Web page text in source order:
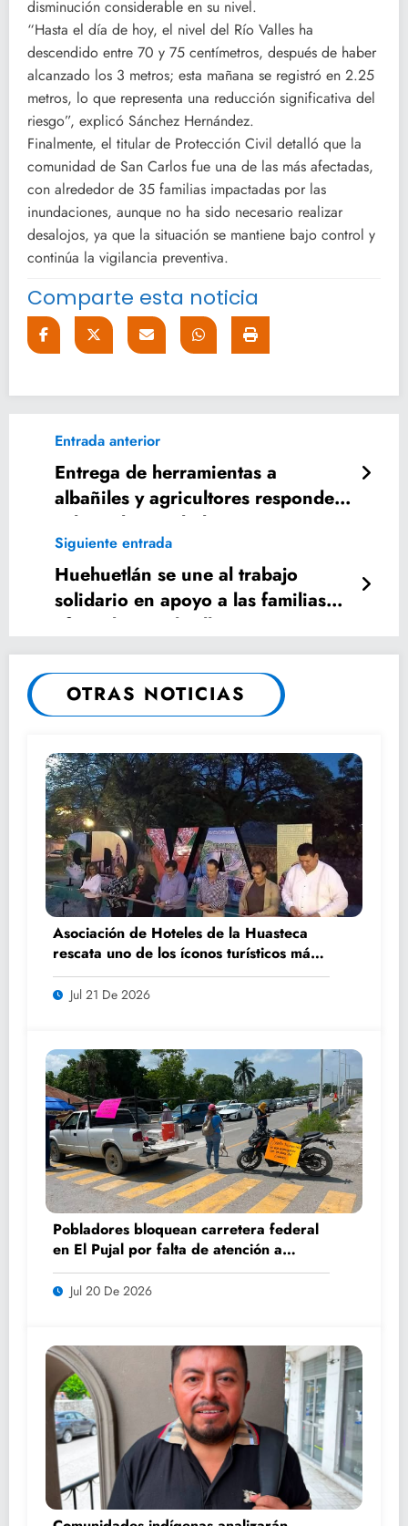
disminución considerable en su nivel.
“Hasta el día de hoy, el nivel del Río Valles ha
descendido entre 70 y 75 centímetros, después de haber
alcanzado los 3 metros; esta mañana se registró en 2.25
metros, lo que representa una reducción significativa del
riesgo”, explicó Sánchez Hernández.
Finalmente, el titular de Protección Civil detalló que la
comunidad de San Carlos fue una de las más afectadas,
con alrededor de 35 familias impactadas por las
inundaciones, aunque no ha sido necesario realizar
desalojos, ya que la situación se mantiene bajo control y
continúa la vigilancia preventiva.
Comparte esta noticia
Entrada anterior
Entrega de herramientas a
albañiles y agricultores responde a
solicitudes ciudadanas
Siguiente entrada
Huehuetlán se une al trabajo
solidario en apoyo a las familias
afectadas por las lluvias
OTRAS NOTICIAS
Asociación de Hoteles de la Huasteca
rescata uno de los íconos turísticos más
fotografiados de Ciudad Valles
Jul 21 De 2026
Pobladores bloquean carretera federal
en El Pujal por falta de atención a
caminos
Jul 20 De 2026